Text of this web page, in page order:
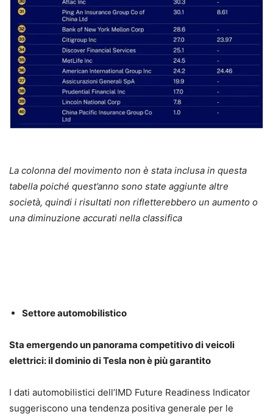
La colonna del movimento non è stata inclusa in questa
tabella poiché quest’anno sono state aggiunte altre
società, quindi i risultati non rifletterebbero un aumento o
una diminuzione accurati nella classifica
Settore automobilistico
Sta emergendo un panorama competitivo di veicoli
elettrici: il dominio di Tesla non è più garantito
I dati automobilistici dell’IMD Future Readiness Indicator
suggeriscono una tendenza positiva generale per le